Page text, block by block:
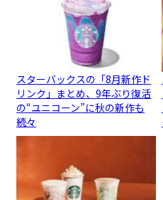
スターバックスの「8月新作ド
リンク」まとめ、9年ぶり復活
の“ユニコーン”に秋の新作も
続々